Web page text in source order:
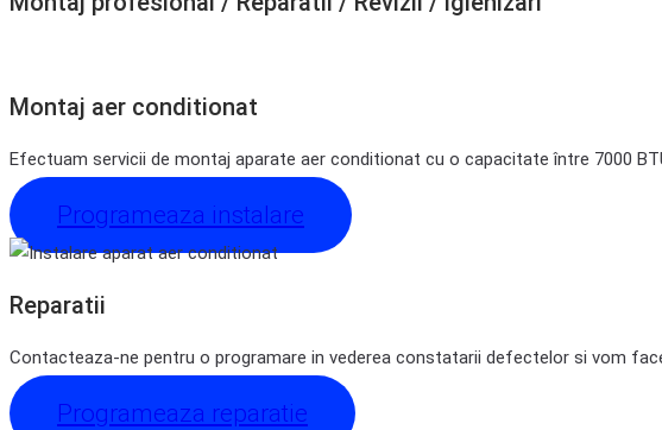
Montaj aer conditionat
Efectuam servicii de montaj aparate aer conditionat cu o capacitate între 7000
Programeaza instalare
Reparatii
Contacteaza-ne pentru o programare in vederea constatarii defectelor si vom
Programeaza reparatie